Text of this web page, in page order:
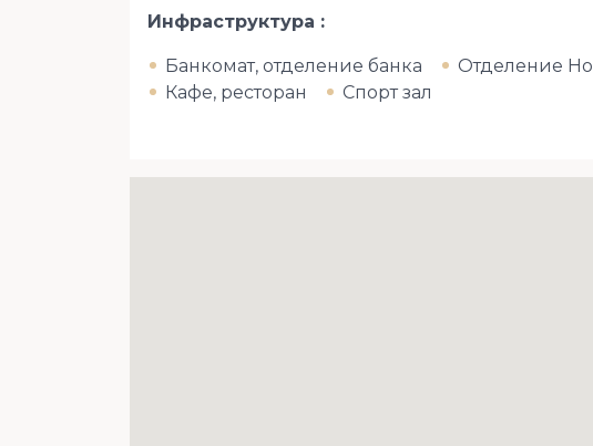
Инфраструктура
Банкомат, отделение банка Отделение
Кафе, ресторан
Спорт зал